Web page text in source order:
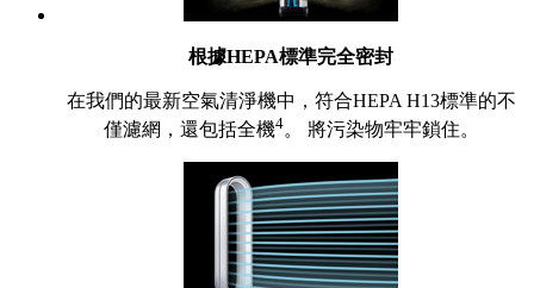
根據HEPA標準完全密封
在我們的最新空氣清淨機中，符合HEPA H13標準的不
僅濾網，還包括全機4。 將污染物牢牢鎖住。